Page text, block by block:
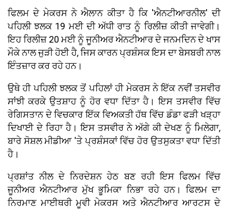
ਫਿਲਮ ਦੇ ਮੇਕਰਸ ਨੇ ਐਲਾਨ ਕੀਤਾ ਹੈ ਕਿ 'ਐਨਟੀਆਰਨੀਲ' ਦੀ
ਪਹਿਲੀ ਝਲਕ 19 ਮਈ ਦੀ ਅੱਧੀ ਰਾਤ ਨੂੰ ਰਿਲੀਜ਼ ਕੀਤੀ ਜਾਵੇਗੀ।
ਇਹ ਰਿਲੀਜ਼ 20 ਮਈ ਨੂੰ ਜੂਨੀਅਰ ਐਨਟੀਆਰ ਦੇ ਜਨਮਦਿਨ ਦੇ ਖਾਸ
ਮੌਕੇ ਨਾਲ ਜੁੜੀ ਹੋਈ ਹੈ, ਜਿਸ ਕਾਰਨ ਪ੍ਰਸ਼ੰਸਕ ਇਸ ਦਾ ਬੇਸਬਰੀ ਨਾਲ
ਇੰਤਜ਼ਾਰ ਕਰ ਰਹੇ ਹਨ।
ਉਥੇ ਹੀ ਪਹਿਲੀ ਝਲਕ ਤੋਂ ਪਹਿਲਾਂ ਹੀ ਮੇਕਰਸ ਨੇ ਇੱਕ ਨਵੀਂ ਤਸਵੀਰ
ਸਾਂਝੀ ਕਰਕੇ ਉਤਸ਼ਾਹ ਨੂੰ ਹੋਰ ਵਧਾ ਦਿੱਤਾ ਹੈ। ਇਸ ਤਸਵੀਰ ਵਿੱਚ
ਰੇਗਿਸਤਾਨ ਦੇ ਵਿਚਕਾਰ ਇੱਕ ਵਿਅਕਤੀ ਹੱਥ ਵਿੱਚ ਡੰਡਾ ਫੜੀ ਖੜ੍ਹਾ
ਦਿਖਾਈ ਦੇ ਰਿਹਾ ਹੈ। ਇਸ ਤਸਵੀਰ ਨੇ ਅੱਗੇ ਕੀ ਦੇਖਣ ਨੂੰ ਮਿਲੇਗਾ,
ਬਾਰੇ ਸੋਸ਼ਲ ਮੀਡੀਆ 'ਤੇ ਪ੍ਰਸ਼ੰਸਕਾਂ ਵਿੱਚ ਹੋਰ ਉਤਸੁਕਤਾ ਵਧਾ ਦਿੱਤੀ
ਹੈ।
ਪ੍ਰਸ਼ਾਂਤ ਨੀਲ ਦੇ ਨਿਰਦੇਸ਼ਨ ਹੇਠ ਬਣ ਰਹੀ ਇਸ ਫਿਲਮ ਵਿੱਚ
ਜੂਨੀਅਰ ਐਨਟੀਆਰ ਮੁੱਖ ਭੂਮਿਕਾ ਨਿਭਾ ਰਹੇ ਹਨ। ਫਿਲਮ ਦਾ
ਨਿਰਮਾਣ ਮਾਈਥਰੀ ਮੂਵੀ ਮੇਕਰਸ ਅਤੇ ਐਨਟੀਆਰ ਆਰਟਸ ਦੇ